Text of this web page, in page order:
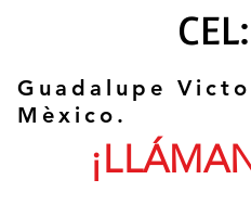
Guadalupe
Mèxico.